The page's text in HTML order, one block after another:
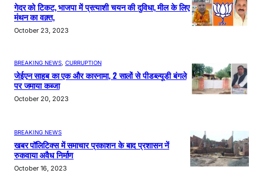
गेदर को टिकट, भाजपा में प्रत्याशी चयन की दुविधा, मील के लिए
मंथन का वक़्त,
October 23, 2023
BREAKING NEWS CURRUPTION
जेईएन साहब का एक और कारनामा, 2 सालों से पीडब्ल्यूडी बंगले
पर जमाया कब्जा
October 20, 2023
BREAKING NEWS
खबर पॉलिटिक्स में समाचार प्रकाशन के बाद प्रशासन नें
रुकवाया अवैध निर्माण
October 16, 2023